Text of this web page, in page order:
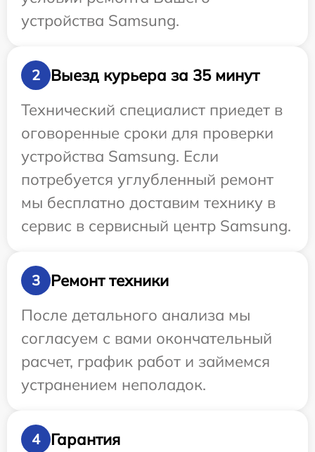
устройства Samsung.
2
Выезд курьера за 35 минут
Технический специалист приедет в
оговоренные сроки для проверки
устройства Samsung. Если
потребуется углубленный ремонт
мы бесплатно доставим технику в
сервис в сервисный центр Samsung.
3
Ремонт техники
После детального анализа мы
согласуем с вами окончательный
расчет, график работ и займемся
устранением неполадок.
4
Гарантия